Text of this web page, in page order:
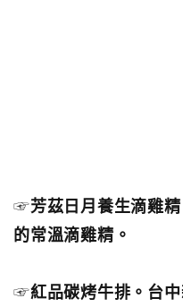
☞芳茲日月養生滴雞
的常溫滴雞精。
☞紅品碳烤牛排。台